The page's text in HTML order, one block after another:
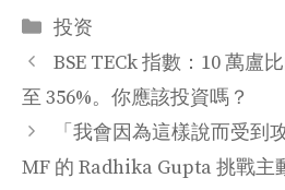
分
类
投资
BSE TECk 指數：10 萬盧
至 356%。你應該投資嗎？
「我會因為這樣說而受
MF 的 Radhika Gupta 挑戰主